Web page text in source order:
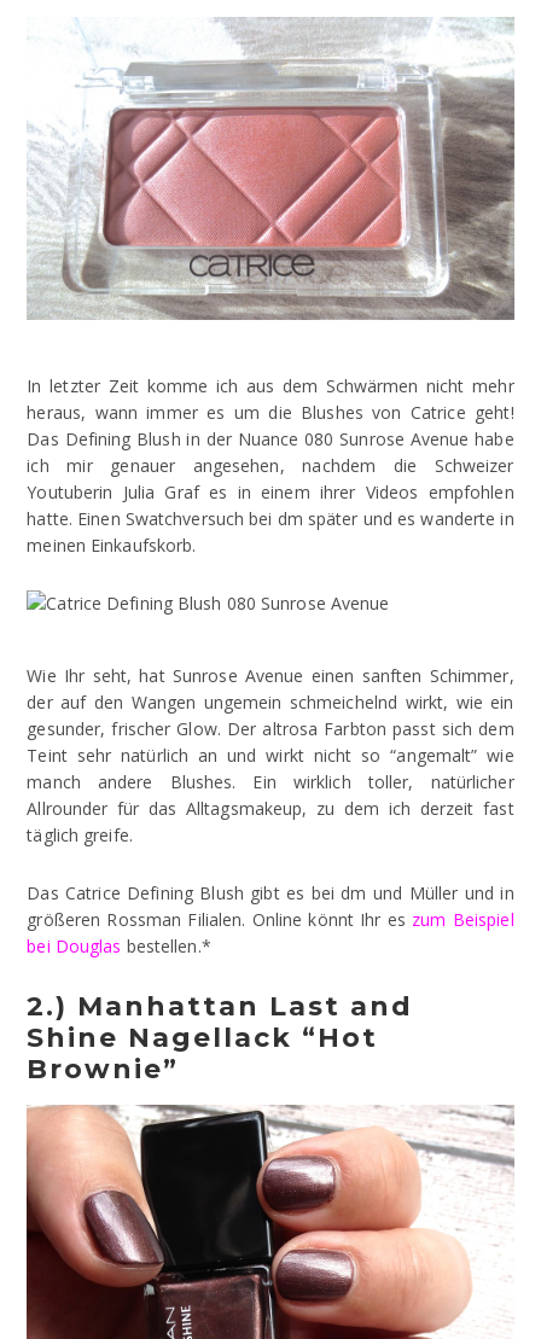
In letzter Zeit komme ich aus dem Schwärmen nicht mehr
heraus, wann immer es um die Blushes von Catrice geht!
Das Defining Blush in der Nuance 080 Sunrose Avenue habe
ich mir genauer angesehen, nachdem die Schweizer
Youtuberin Julia Graf es in einem ihrer Videos empfohlen
hatte. Einen Swatchversuch bei dm später und es wanderte in
meinen Einkaufskorb.
Wie Ihr seht, hat Sunrose Avenue einen sanften Schimmer,
der auf den Wangen ungemein schmeichelnd wirkt, wie ein
gesunder, frischer Glow. Der altrosa Farbton passt sich dem
Teint sehr natürlich an und wirkt nicht so “angemalt” wie
manch andere Blushes. Ein wirklich toller, natürlicher
Allrounder für das Alltagsmakeup, zu dem ich derzeit fast
täglich greife.
Das Catrice Defining Blush gibt es bei dm und Müller und in
größeren Rossman Filialen. Online könnt Ihr es zum Beispiel
bei Douglas bestellen.*
2.) Manhattan Last and
Shine Nagellack “Hot
Brownie”